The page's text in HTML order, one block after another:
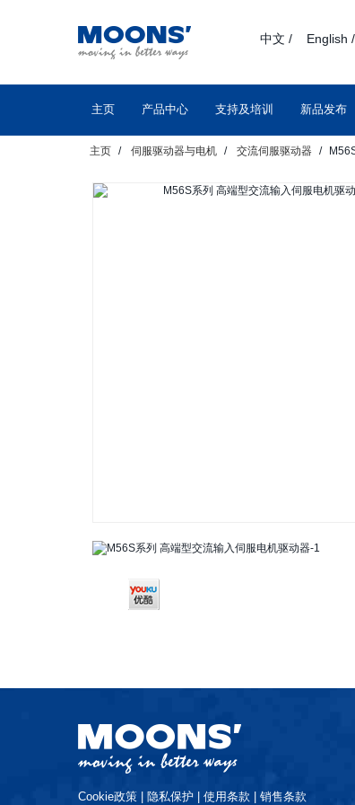
中文 / English /
主页 产品中心 支持及培训 新品发布
主页 伺服驱动器与电机 交流伺服驱动器
Cookie政策 隐私保护 使用条款 销售条款